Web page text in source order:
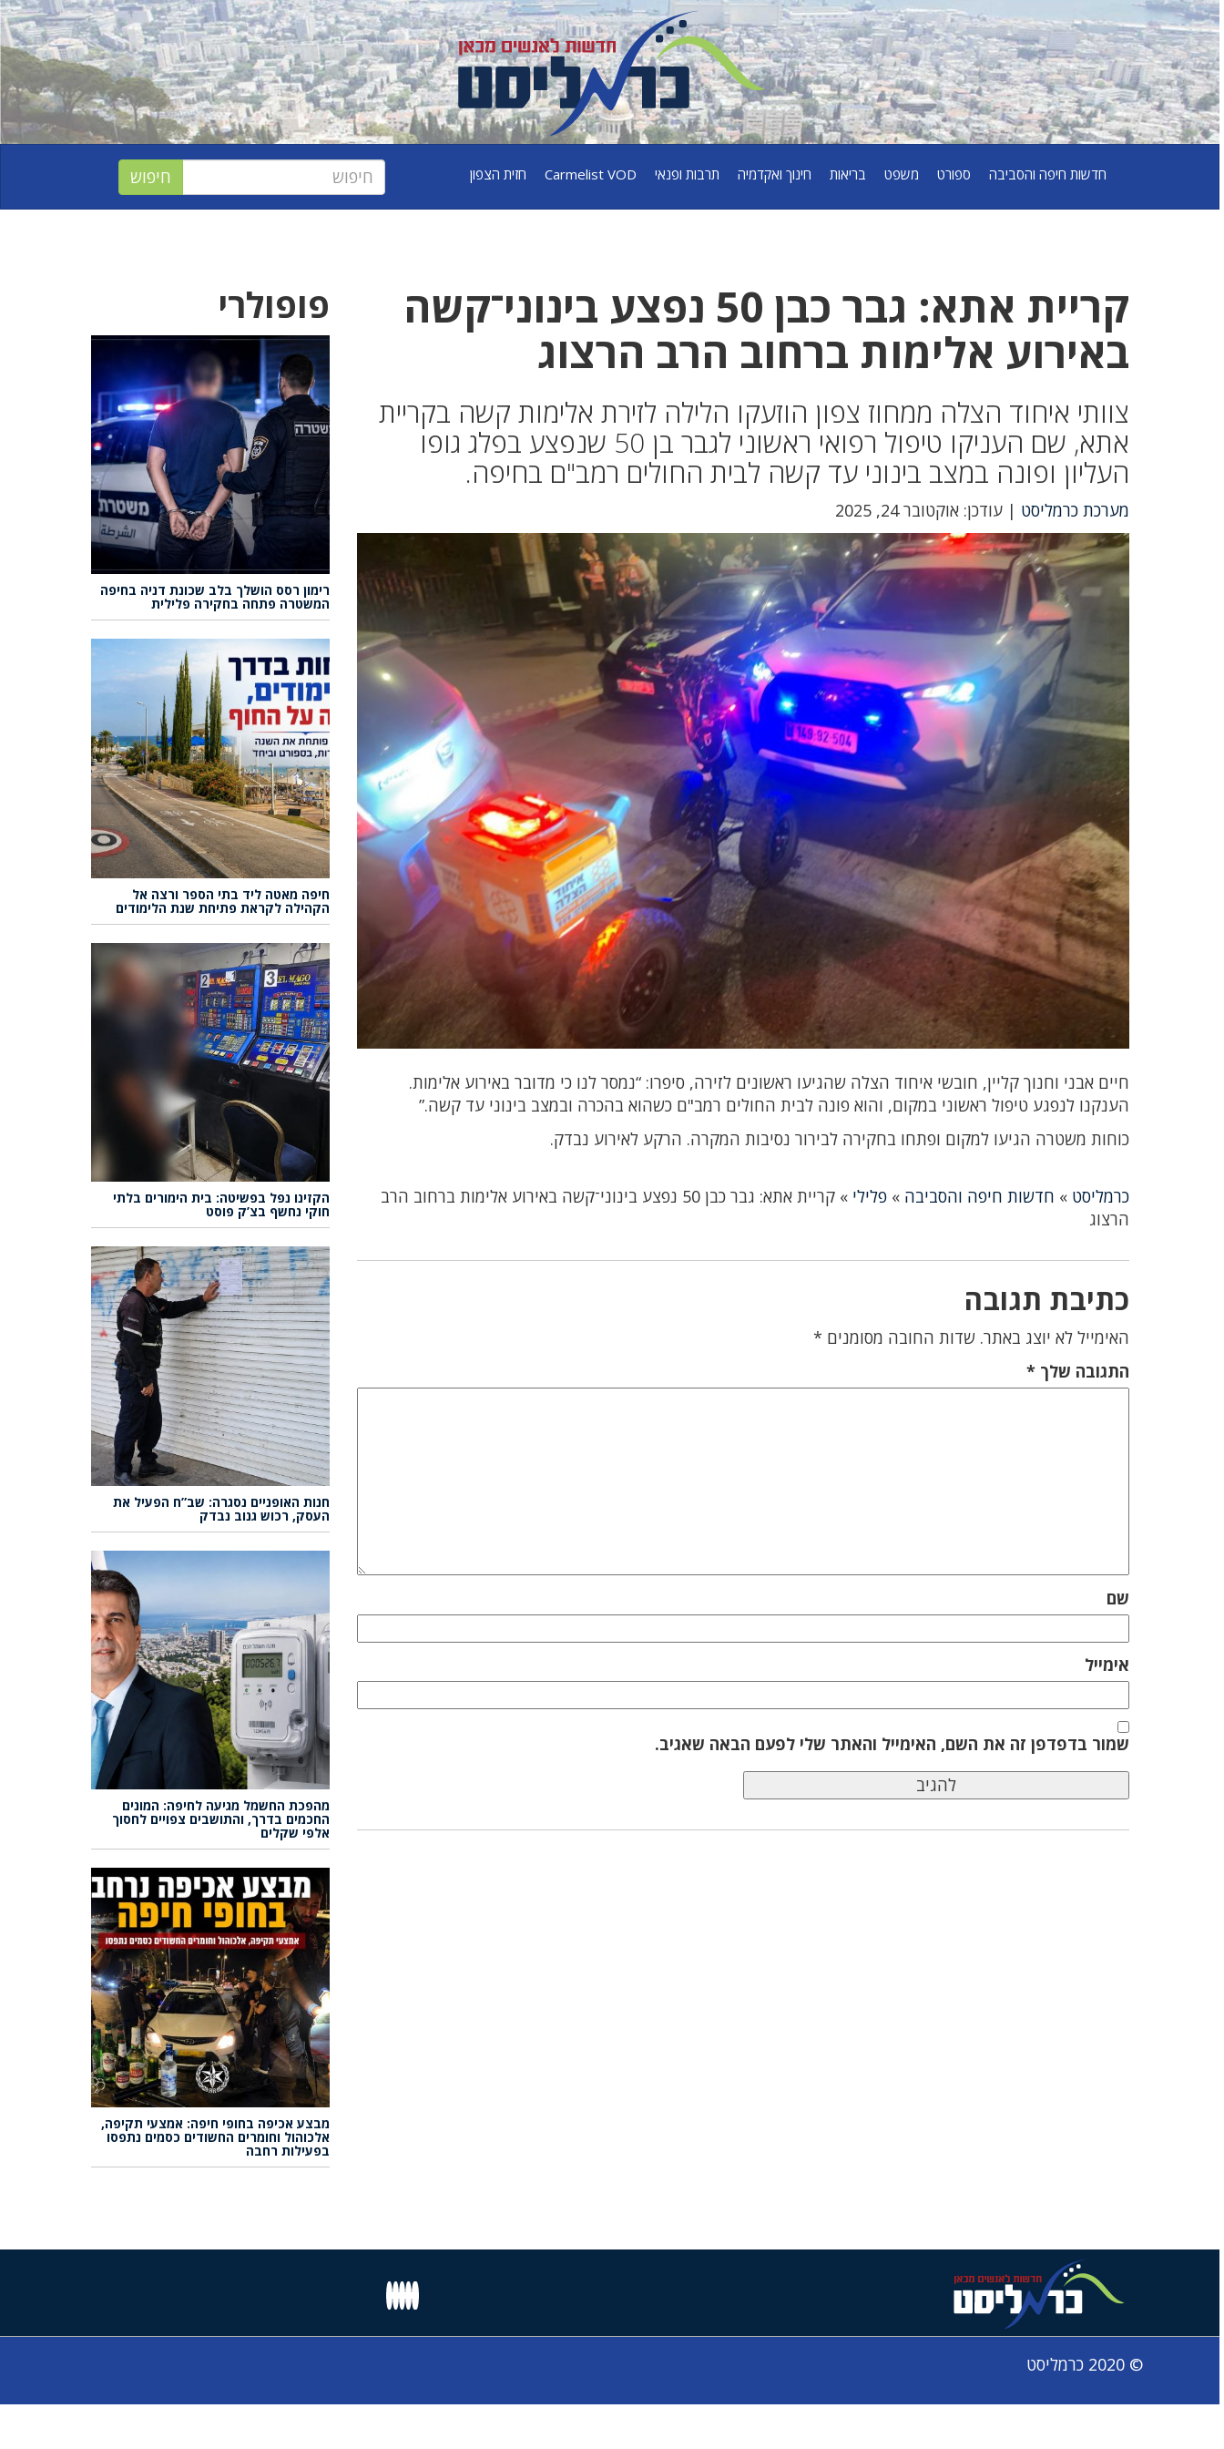
חדשות חיפה והסביבה ספורט משפט בריאות חינוך ואקדמיה תרבות ופנאי Carmelist VOD חזית הצפון
קריית אתא: גבר כבן 50 נפצע בינוני־קשה
באירוע אלימות ברחוב הרב הרצוג
צוותי איחוד הצלה ממחוז צפון הוזעקו הלילה לזירת אלימות קשה בקריית
אתא, שם העניקו טיפול רפואי ראשוני לגבר בן 50 שנפצע בפלג גופו
העליון ופונה במצב בינוני עד קשה לבית החולים רמב"ם בחיפה.
מערכת כרמליסט | עודכן: אוקטובר 24, 2025
חיים אבני וחנוך קליין, חובשי איחוד הצלה שהגיעו ראשונים לזירה, סיפרו: “נמסר לנו כי מדובר באירוע אלימות.
הענקנו לנפגע טיפול ראשוני במקום, והוא פונה לבית החולים רמב"ם כשהוא בהכרה ובמצב בינוני עד קשה.”
כוחות משטרה הגיעו למקום ופתחו בחקירה לבירור נסיבות המקרה. הרקע לאירוע נבדק.
כרמליסט » חדשות חיפה והסביבה »פלילי »
קריית אתא: גבר כבן 50 נפצע בינוני־קשה באירוע אלימות ברחוב הרב
הרצוג
כתיבת תגובה
האימייל לא יוצג באתר. שדות החובה מסומנים *
התגובה שלך*
שם
אימייל
שמור בדפדפן זה את השם, האימייל והאתר שלי לפעם הבאה שאגיב.
פופולרי
רימון רסס הושלך בלב שכונת דניה בחיפה
המשטרה פתחה בחקירה פלילית
חיפה מאטה ליד בתי הספר ורצה אל
הקהילה לקראת פתיחת שנת הלימודים
הקזינו נפל בפשיטה: בית הימורים בלתי
חוקי נחשף בצ’ק פוסט
חנות האופניים נסגרה: שב”ח הפעיל את
העסק, רכוש גנוב נבדק
מהפכת החשמל מגיעה לחיפה: המונים
החכמים בדרך, והתושבים צפויים לחסוך
אלפי שקלים
מבצע אכיפה בחופי חיפה: אמצעי תקיפה,
אלכוהול וחומרים החשודים כסמים נתפסו
בפעילות רחבה
© 2020 כרמליסט